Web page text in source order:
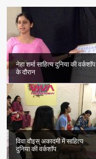
नेहा शर्मा साहित्य दुनिया की वर्कशॉप
के दौरान
विवा वौइस् अकादमी में साहित्य
दुनिया की वर्कशॉप